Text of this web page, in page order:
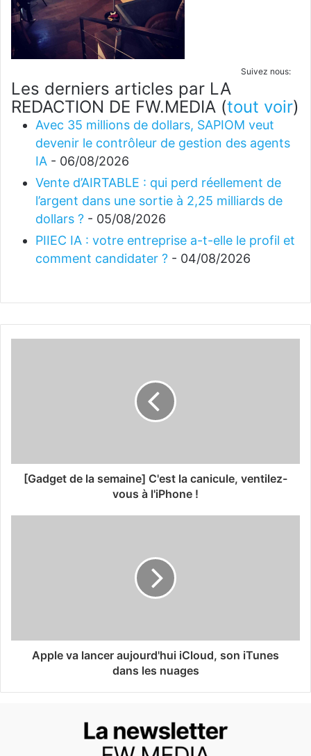
Suivez nous:
Les derniers articles par LA
REDACTION DE FW.MEDIA (tout voir)
Avec 35 millions de dollars, SAPIOM veut
devenir le contrôleur de gestion des agents
IA - 06/08/2026
Vente d’AIRTABLE : qui perd réellement de
l’argent dans une sortie à 2,25 milliards de
dollars ? - 05/08/2026
PIIEC IA : votre entreprise a-t-elle le profil et
comment candidater ? - 04/08/2026
[Gadget de la semaine] C'est la canicule, ventilez-
vous à l'iPhone !
Apple va lancer aujourd'hui iCloud, son iTunes
dans les nuages